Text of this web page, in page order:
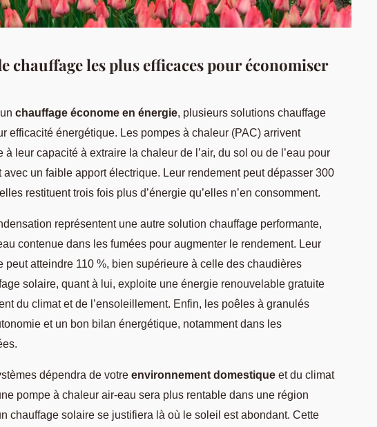
chauffage les plus efficaces pour économiser
chauffage économe en énergie, plusieurs solutions chauffage
efficacité énergétique. Les pompes à chaleur (PAC) arrivent
à leur capacité à extraire la chaleur de l’air, du sol ou de l’eau pour
avec un faible apport électrique. Leur rendement peut dépasser 300
restituent trois fois plus d’énergie qu’elles n’en consomment.
représentent une autre solution chauffage performante,
contenue dans les fumées pour augmenter le rendement. Leur
peut atteindre 110 %, bien supérieure à celle des chaudières
solaire, quant à lui, exploite une énergie renouvelable gratuite
du climat et de l’ensoleillement. Enfin, les poêles à granulés
et un bon bilan énergétique, notamment dans les
dépendra de votre environnement domestique et du climat
pompe à chaleur air-eau sera plus rentable dans une région
chauffage solaire se justifiera là où le soleil est abondant. Cette